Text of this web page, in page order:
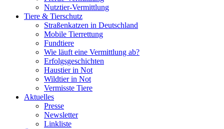
Nutztier-Vermittlung
Tiere & Tierschutz
Straßenkatzen in Deutschland
Mobile Tierrettung
Fundtiere
Wie läuft eine Vermittlung ab?
Erfolgsgeschichten
Haustier in Not
Wildtier in Not
Vermisste Tiere
Aktuelles
Presse
Newsletter
Linkliste